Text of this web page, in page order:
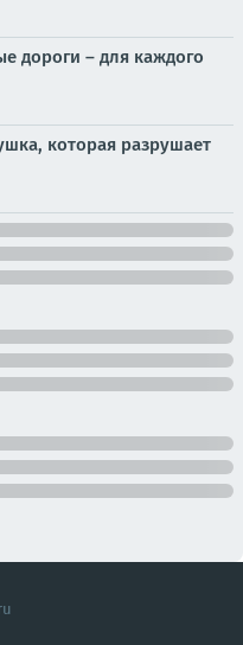
дороги – для каждого
которая разрушает